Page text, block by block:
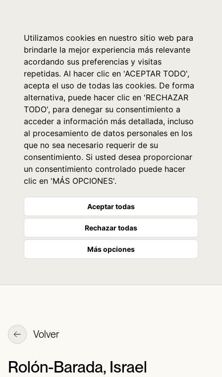
Utilizamos cookies en nuestro sitio web para
brindarle la mejor experiencia más relevante
acordando sus preferencias y visitas
repetidas. Al hacer clic en 'ACEPTAR TODO',
acepta el uso de todas las cookies. De forma
alternativa, puede hacer clic en 'RECHAZAR
TODO', para denegar su consentimiento a
acceder a información más detallada, incluso
al procesamiento de datos personales en los
que no sea necesario requerir de su
consentimiento. Si usted desea proporcionar
un consentimiento controlado puede hacer
clic en 'MÁS OPCIONES'.
Aceptar todas
Rechazar todas
Más opciones
Volver
Rolón-Barada, Israel